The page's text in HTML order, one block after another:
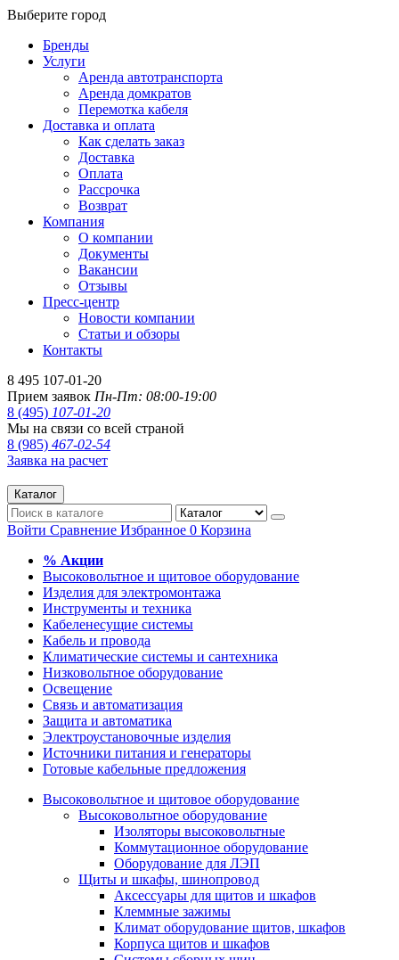
Выберите город
Бренды
Услуги
Аренда автотранспорта
Аренда домкратов
Перемотка кабеля
Доставка и оплата
Как сделать заказ
Доставка
Оплата
Рассрочка
Возврат
Компания
О компании
Документы
Вакансии
Отзывы
Пресс-центр
Новости компании
Статьи и обзоры
Контакты
8 495 107-01-20
Прием заявок Пн-Пт: 08:00-19:00
8 (495) 107-01-20
Мы на связи со всей страной
8 (985) 467-02-54
Заявка на расчет
Каталог
Войти Сравнение Избранное 0 Корзина
% Акции
Высоковольтное и щитовое оборудование
Изделия для электромонтажа
Инструменты и техника
Кабеленесущие системы
Кабель и провода
Климатические системы и сантехника
Низковольтное оборудование
Освещение
Связь и автоматизация
Защита и автоматика
Электроустановочные изделия
Источники питания и генераторы
Готовые кабельные предложения
Высоковольтное и щитовое оборудование
Высоковольтное оборудование
Изоляторы высоковольтные
Коммутационное оборудование
Оборудование для ЛЭП
Щиты и шкафы, шинопровод
Аксессуары для щитов и шкафов
Клеммные зажимы
Климат оборудование щитов, шкафов
Корпуса щитов и шкафов